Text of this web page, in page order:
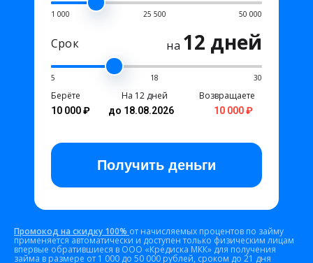
1 000 25 500 50 000
Срок на 12 дней
5 18 30
Берёте
10 000 ₽
На 12 дней
до 18.08.2026
Возвращаете
10 000 ₽
Получить деньги
Промокод на скидку 100% от начисляемых процентов по займу
применяется автоматически и доступен только физическим лицам
впервые обратившиеся в ООО «Кредиска МКК» для получения
займа в размере от 1 000 до 50 000 рублей, сроком до 21 дня